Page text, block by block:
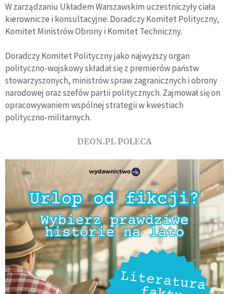
W zarządzaniu Układem Warszawskim uczestniczyły ciała
kierownicze i konsultacyjne: Doradczy Komitet Polityczny,
Komitet Ministrów Obrony i Komitet Techniczny.
Doradczy Komitet Polityczny jako najwyższy organ
polityczno-wojskowy składał się z premierów państw
stowarzyszonych, ministrów spraw zagranicznych i obrony
narodowej oraz szefów partii politycznych. Zajmował się on
opracowywaniem wspólnej strategii w kwestiach
polityczno-militarnych.
DEON.PL POLECA